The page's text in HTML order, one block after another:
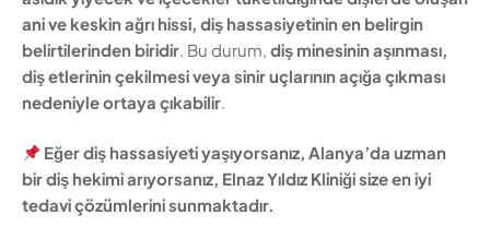
ani ve keskin ağrı hissi, diş hassasiyetinin en belirgin
belirtilerinden biridir . Bu durum, diş minesinin aşınması,
diş etlerinin çekilmesi veya sinir uçlarının açığa çıkması
nedeniyle ortaya çıkabilir
Eğer diş hassasiyeti yaşıyorsanız, Alanya’da uzman
bir diş hekimi arıyorsanız, Elnaz Yıldız Kliniği size en iyi
tedavi çözümlerini sunmaktadır.